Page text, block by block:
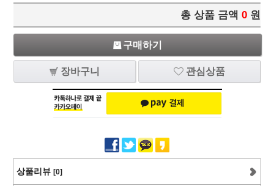
총 상품 금액 0 원
구매하기
장바구니 관심상품
상품리뷰 [0]